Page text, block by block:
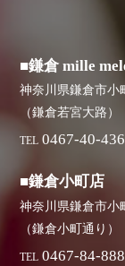
■鎌倉 mille
神奈川県鎌倉市小
（鎌倉若宮大路）
TEL 0467-40-
■鎌倉小町店
神奈川県鎌倉市小
（鎌倉小町通り）
TEL 0467-84-